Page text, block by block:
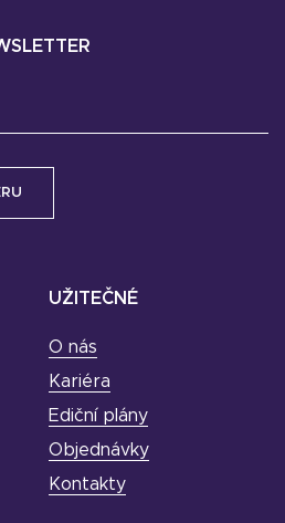
UŽITEČNÉ
O nás
Kariéra
Ediční plány
Objednávky
Kontakty